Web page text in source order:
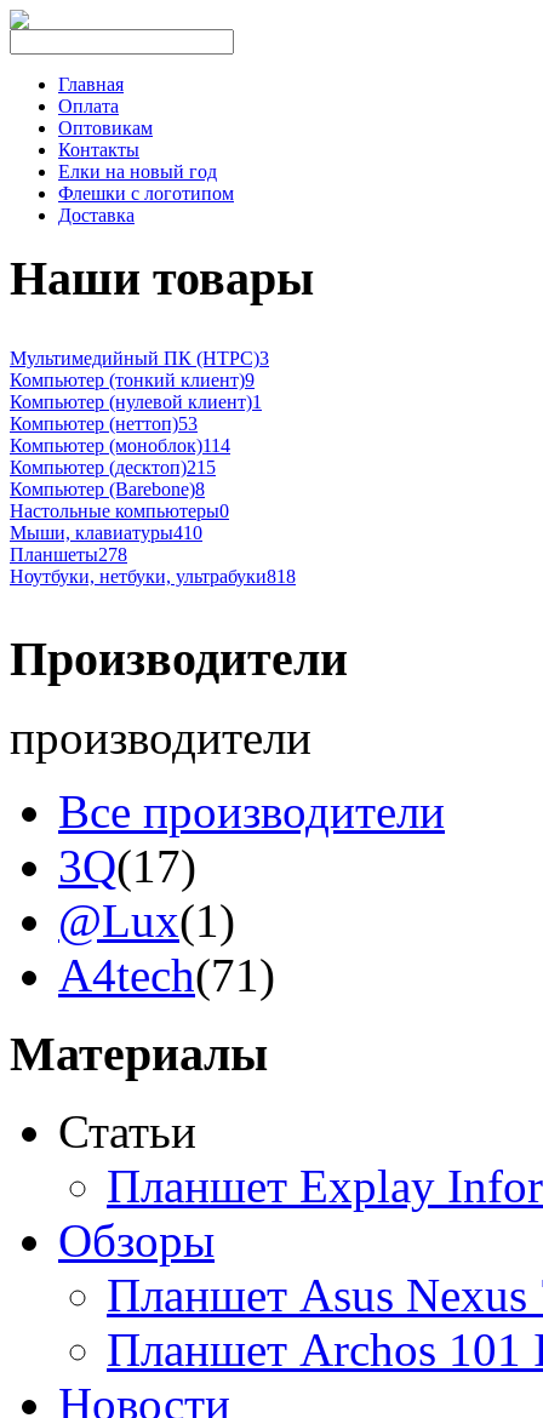
Главная
Оплата
Оптовикам
Контакты
Елки на новый год
Флешки с логотипом
Доставка
Наши товары
Мультимедийный ПК (HTPC)3
Компьютер (тонкий клиент)9
Компьютер (нулевой клиент)1
Компьютер (неттоп)53
Компьютер (моноблок)114
Компьютер (десктоп)215
Компьютер (Barebone)8
Настольные компьютеры0
Мыши, клавиатуры410
Планшеты278
Ноутбуки, нетбуки, ультрабуки818
Производители
производители
Все производители
3Q(17)
@Lux(1)
A4tech(71)
Acme(2)
Ainol(9)
Altinet(1)
Amazon
Amber(4)
Ampe(1)
Материалы
Статьи
Планшет Explay
Обзоры
Планшет Asus Nexus
Планшет Archos 101
Новости